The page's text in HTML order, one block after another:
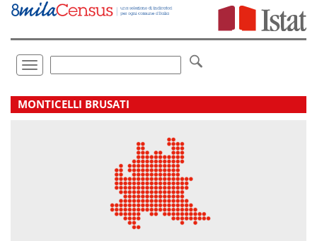
Vai
direttamente
Toggle
navigation
.
MONTICELLI BRUSATI